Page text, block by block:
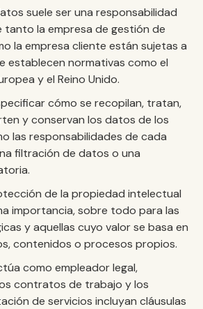
suele ser una responsabilidad
tanto la empresa de gestión de
la empresa cliente están sujetas a
establecen normativas como el
y el Reino Unido.
cómo se recopilan, tratan,
y conservan los datos de los
las responsabilidades de cada
filtración de datos o una
de la propiedad intelectual
importancia, sobre todo para las
y aquellas cuyo valor se basa en
contenidos o procesos propios.
como empleador legal,
contratos de trabajo y los
de servicios incluyan cláusulas